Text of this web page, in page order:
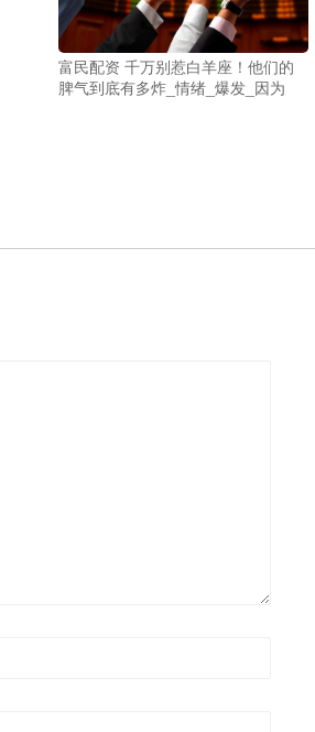
富民配资 千万别惹白羊座！他们的
脾气到底有多炸_情绪_爆发_因为